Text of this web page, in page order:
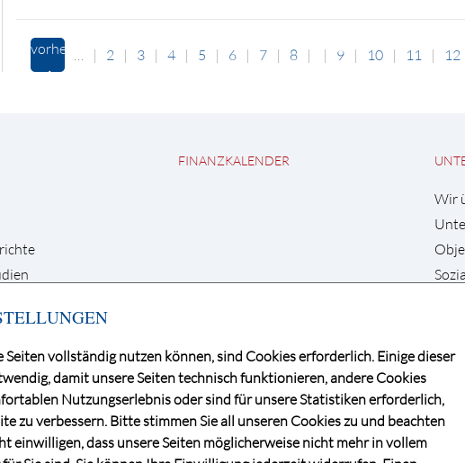
vorherige… 2 3 4 5 6 7 8 9 10 11 12
FINANZKALENDER
Wir
/ 884 68 80
ag.de
Seiten vollständig nutzen können, sind Cookies erforderlich. Einige dieser
damit unsere Seiten technisch funktionieren, andere Cookies
Nutzungserlebnis oder sind für unsere Statistiken erforderlich,
zu verbessern. Bitte stimmen Sie all unseren Cookies zu und beachten
einwilligen, dass unsere Seiten möglicherweise nicht mehr in vollem